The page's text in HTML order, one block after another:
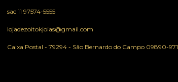
sac 11 97574-5555
lojadezoitokjoias@gmail.com
Caixa Postal - 79294 - São Bernardo do Campo 09890-971